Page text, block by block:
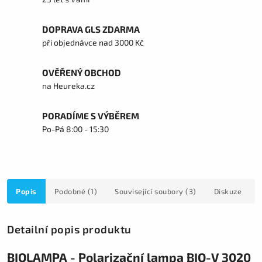
DOPRAVA GLS ZDARMA
při objednávce nad 3000 Kč
OVĚŘENÝ OBCHOD
na Heureka.cz
PORADÍME S VÝBĚREM
Po-Pá 8:00 - 15:30
Popis Podobné (1) Související soubory (3) Diskuze
Detailní popis produktu
BIOLAMPA - Polarizační lampa BIO-V 3020